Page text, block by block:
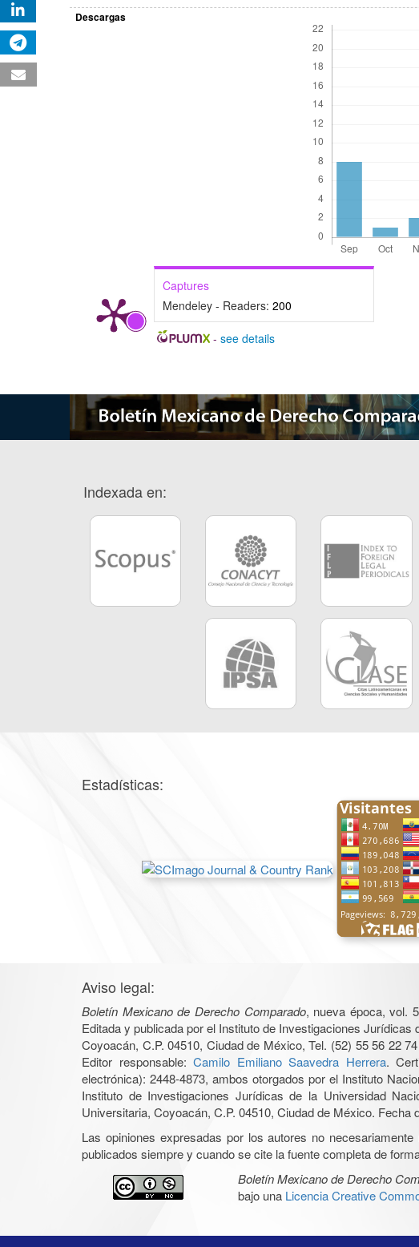
Descargas
Captures
Mendeley - Readers: 200
- see details
Indexada en:
Estadísticas:
Aviso legal:
Boletín Mexicano de Derecho Comparado, nueva época, vol.
Editada y publicada por el Instituto de Investigaciones
Coyoacán, C.P. 04510, Ciudad de México, Tel. (52) 55 56 22
Editor responsable:Camilo Emiliano Saavedra Herrera.
electrónica): 2448-4873, ambos otorgados por el Instituto
Instituto de Investigaciones Jurídicas de la Universidad
Universitaria, Coyoacán, C.P. 04510, Ciudad de México. Fecha
Las opiniones expresadas por los autores no
publicados siempre y cuando se cite la fuente completa de
Boletín Mexicano de Derecho
bajo una Licencia Creative